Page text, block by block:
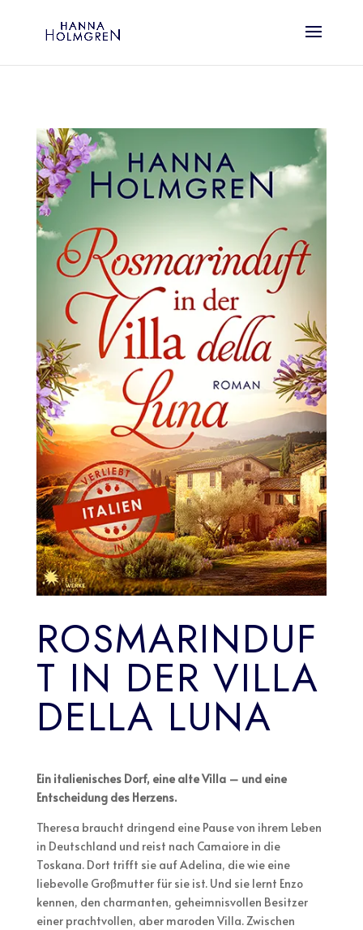
ROSMARINDUF
T IN DER VILLA
DELLA LUNA
Ein italienisches Dorf, eine alte Villa – und eine
Entscheidung des Herzens.
Theresa braucht dringend eine Pause von ihrem Leben
in Deutschland und reist nach Camaiore in die
Toskana. Dort trifft sie auf Adelina, die wie eine
liebevolle Großmutter für sie ist. Und sie lernt Enzo
kennen, den charmanten, geheimnisvollen Besitzer
einer prachtvollen, aber maroden Villa. Zwischen